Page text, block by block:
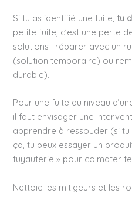
Si tu as identifié une fuite,tu
petite fuite, c’est une perte
solutions : réparer avec un
(solution temporaire) ou
durable).
Pour une fuite au niveau
il faut envisager une
apprendre à ressouder (si tu
ça, tu peux essayer un
tuyauterie » pour colmater
Nettoie les mitigeurs et les